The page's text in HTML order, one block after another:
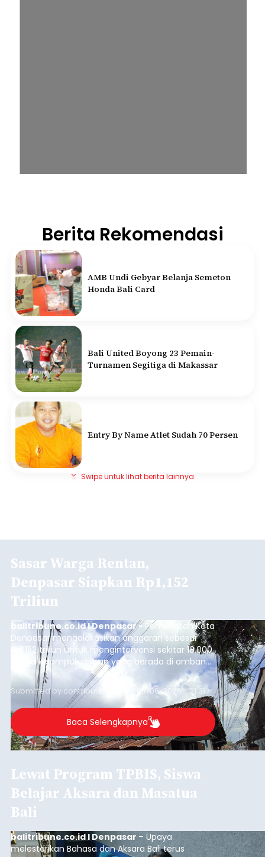
Berita Rekomendasi
AMB Undi Gebyar Belanja Semeton
Honda Bali Card
Bali United Boyong 23 Pemain-
Turnamen Segitiga di Makassar
Entry By Name Atlet Sudah 70 Persen
Swipe untuk lihat berita lainnya
Sasar Warga Rentan,
Denpasar Siapkan Rp1,152
Triliun
balitribune.co.id I Denpasar - Pemerintah Kota
Denpasar mengalokasikan anggaran sebesar
Rp1,152 triliun untuk mengintervensi sekitar 18.000
warga kelompok rentan yang berada di ambang
garis kemiskinan. Langkah strategis ini diambil
guna menjaga masyarakat yang berada pada
kelompok desil 5 dan 6 tersebut agar tidak
merosot ke kategori miskin.
Submitted by contributor Thu, 08/06/2026 - 21:31
Baca Selengkapnya
Lewat Program TPBIS, Siswa
Belajar Aksara dan Masatua
Bali
balitribune.co.id I Denpasar – Upaya
melestarikan Bahasa dan Aksara Bali terus